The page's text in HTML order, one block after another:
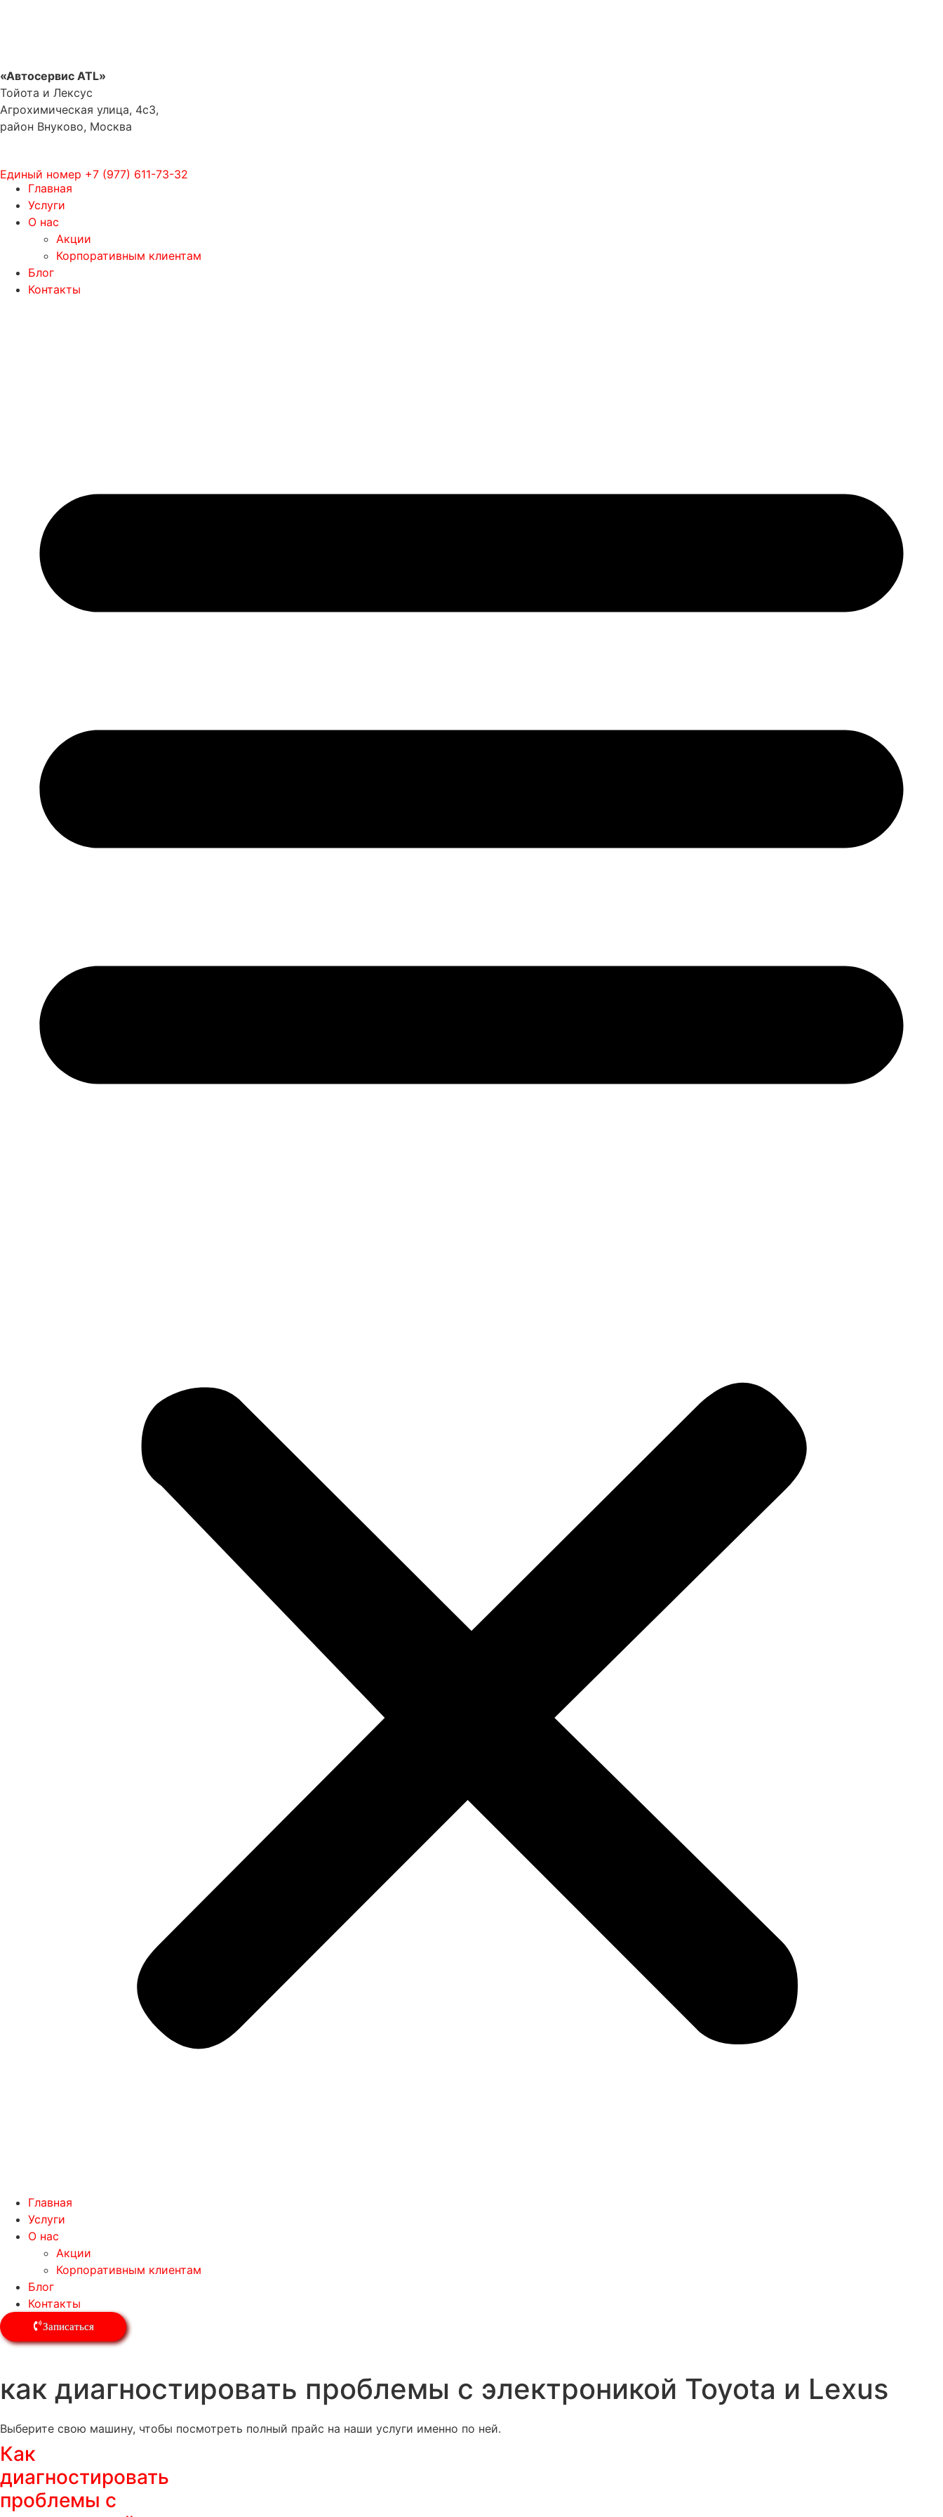
«Автосервис ATL»
Тойота и Лексус
Агрохимическая улица, 4с3,
район Внуково, Москва
Единый номер +7 (977) 611-73-32
Главная
Услуги
О нас
Акции
Корпоративным клиентам
Блог
Контакты
Главная
Услуги
О нас
Акции
Корпоративным клиентам
Блог
Контакты
Записаться
как диагностировать проблемы с электроникой Toyota и Lexus
Выберите свою машину, чтобы посмотреть полный прайс на наши услуги именно по ней.
Как
диагностировать
проблемы с